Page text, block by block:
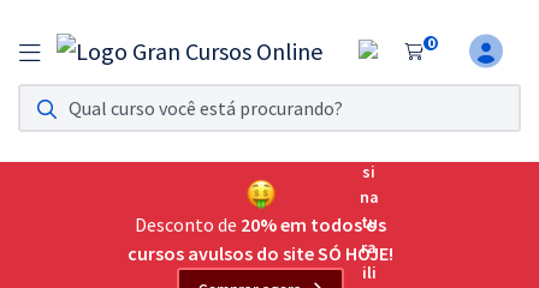
0
Assinatura Ilimitada 11
Acesso a todos os cursos. Teste grátis por 7 dias!
Assinatura OAB Até Passar
Acesso ilimitado a toda preparação para o Exame da
Desconto de 20% em todos os
cursos avulsos do site SÓ HOJE!